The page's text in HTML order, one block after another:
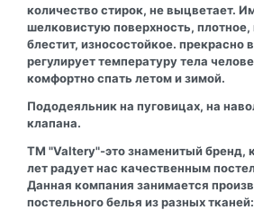
количество стирок, не выцветает.
шелковистую поверхность, плотное,
блестит, износостойкое. прекрасно
регулирует температуру тела
комфортно спать летом и зимой.
Пододеяльник на пуговицах, на
клапана.
ТМ "Valtery"-это знаменитый бренд,
лет радует нас качественным
Данная компания занимается
постельного белья из разных